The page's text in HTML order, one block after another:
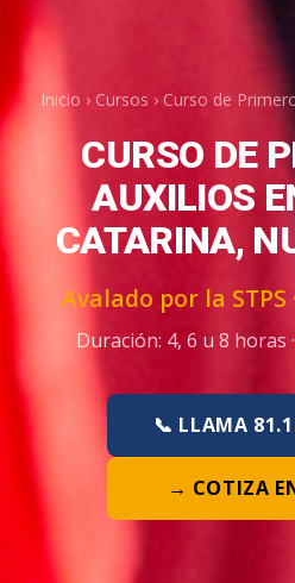
Inicio › Cursos › Curso de
CURSO DE
AUXILIOS
CATARINA,
Avalado por la STPS
Duración: 4, 6 u 8 horas ·
📞 LLAMA
→ COTIZA